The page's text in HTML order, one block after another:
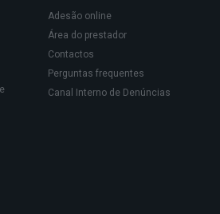
Adesão online
Área do prestador
Contactos
Perguntas frequentes
Canal Interno de Denúncias